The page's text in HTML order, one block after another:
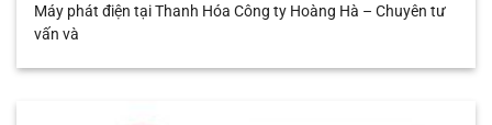
Máy phát điện tại Thanh Hóa Công ty Hoàng Hà – Chuyên tư
vấn và